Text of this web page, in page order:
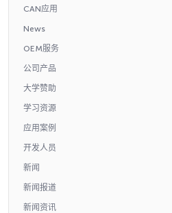
CAN应用
News
OEM服务
公司产品
大学赞助
学习资源
应用案例
开发人员
新闻
新闻报道
新闻资讯